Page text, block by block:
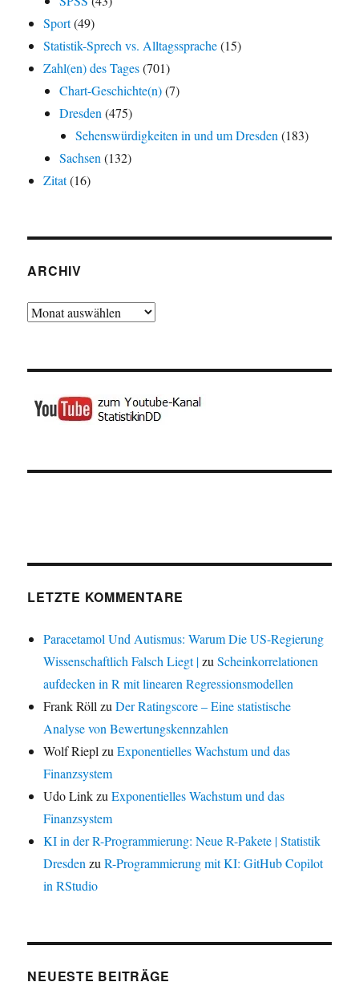
Sport(49)
Statistik-Sprech vs. Alltagssprache(15)
Zahl(en) des Tages(701)
Chart-Geschichte(n)(7)
Dresden (475)
Sehenswürdigkeiten in und um Dresden (183)
Sachsen (132)
Zitat(16)
ARCHIV
Archiv
LETZTE KOMMENTARE
Paracetamol Und Autismus: Warum Die US-Regierung
Wissenschaftlich Falsch Liegt |zuScheinkorrelationen
aufdecken in R mit linearen Regressionsmodellen
Frank Röll zuDer Ratingscore – Eine statistische
Analyse von Bewertungskennzahlen
Wolf Riepl zuExponentielles Wachstum und das
Finanzsystem
Udo LinkzuExponentielles Wachstum und das
Finanzsystem
KI in der R-Programmierung: Neue R-Pakete | Statistik
Dresden zuR-Programmierung mit KI: GitHub Copilot
in RStudio
NEUESTE BEITRÄGE